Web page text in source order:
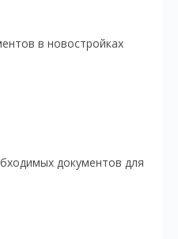
в новостройках
документов для